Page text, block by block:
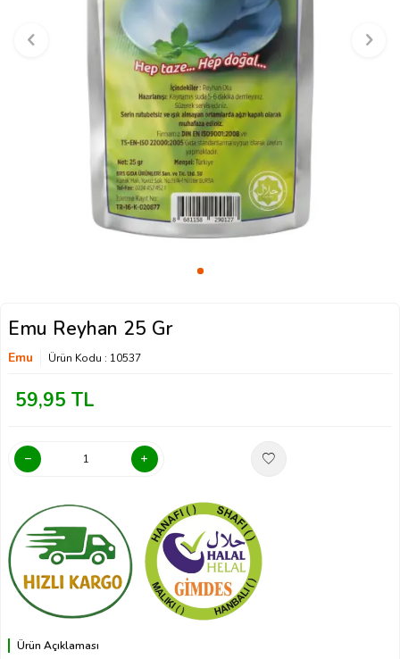
Emu Reyhan 25 Gr
Emu Ürün Kodu : 10537
59,95 TL
Ürün Açıklaması